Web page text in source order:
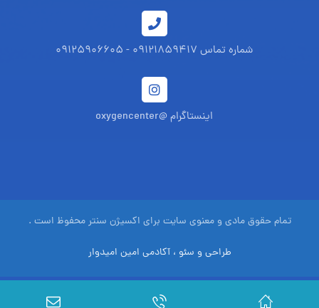
شماره تماس 09121859417 - 09125906605
اینستاگرام @oxygencenter
تمام حقوق مادی و معنوی سایت برای اکسیژن سنتر محفوظ است .
طراحی و سئو ، آکادمی امین امیدوار